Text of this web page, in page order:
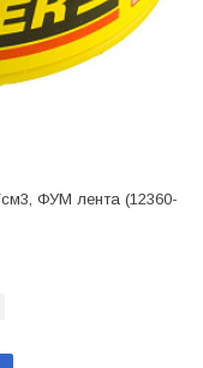
ФУМ лента (12360-